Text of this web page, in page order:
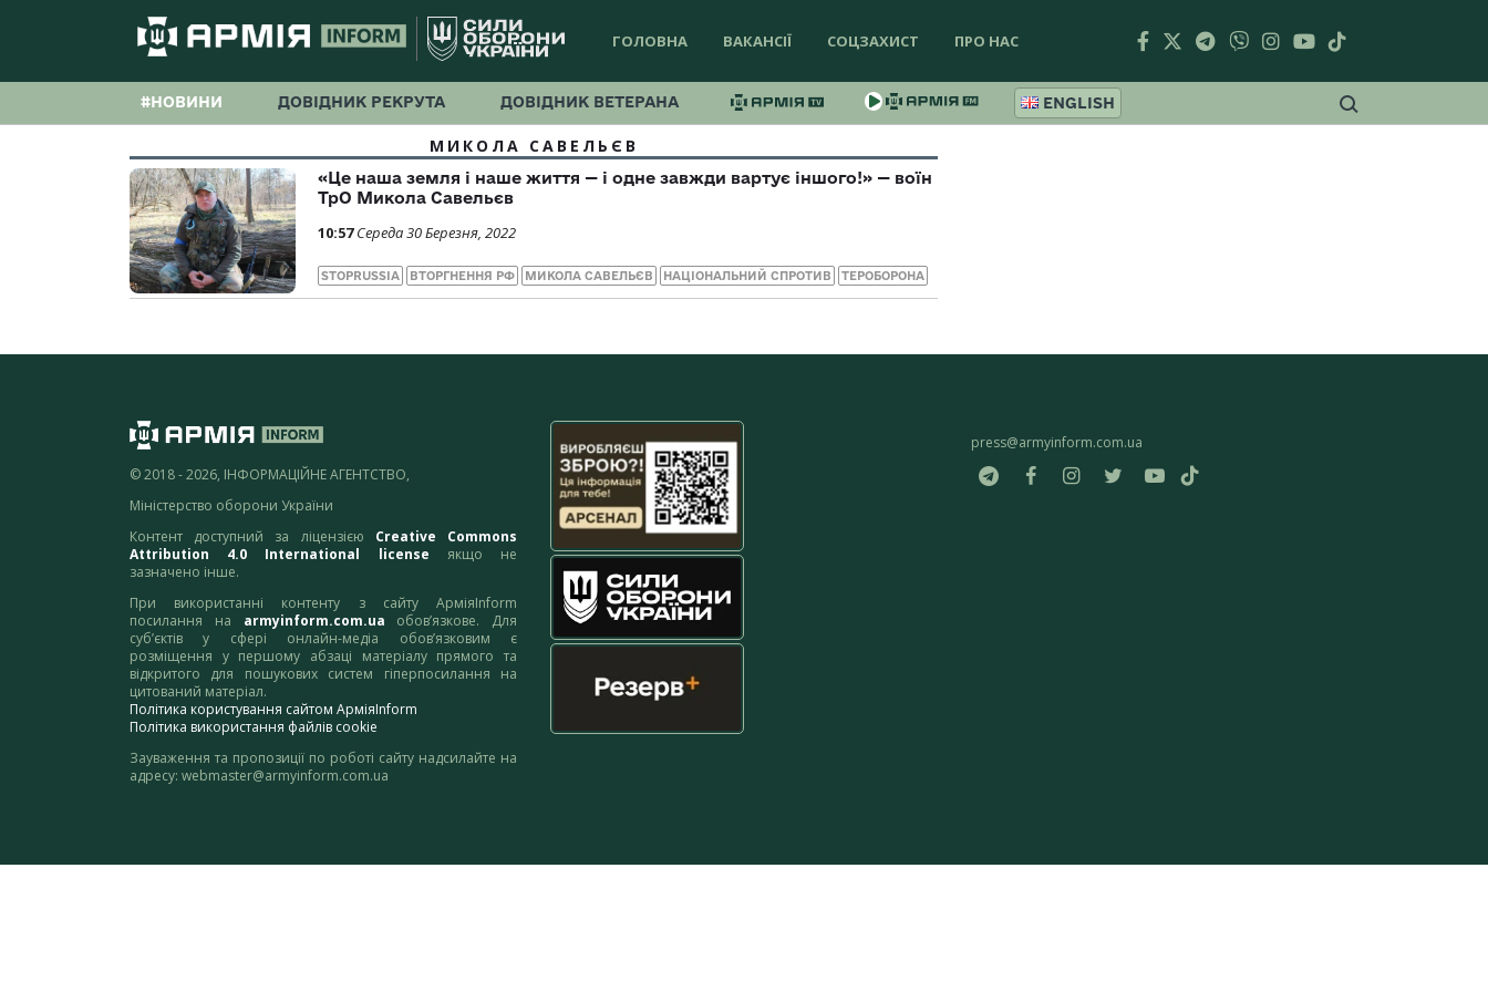
ГОЛОВНА ВАКАНСІЇ СОЦЗАХИСТ ПРО НАС
#НОВИНИ ДОВІДНИК РЕКРУТА ДОВІДНИК ВЕТЕРАНА ENGLISH
МИКОЛА САВЕЛЬЄВ
«Це наша земля і наше життя — і одне завжди вартує іншого!» — воїн
ТрО Микола Савельєв
10:57 Середа 30 Березня, 2022
STOPRUSSIA ВТОРГНЕННЯ РФ МИКОЛА САВЕЛЬЄВ НАЦІОНАЛЬНИЙ СПРОТИВ ТЕРОБОРОНА
© 2018 - 2026, ІНФОРМАЦІЙНЕ АГЕНТСТВО,
Міністерство оборони України
Контент доступний за ліцензією Creative Commons
Attribution 4.0 International license якщо не
зазначено інше.
При використанні контенту з сайту АрміяInform
посилання на armyinform.com.ua обов’язкове. Для
суб’єктів у сфері онлайн-медіа обов’язковим є
розміщення у першому абзаці матеріалу прямого та
відкритого для пошукових систем гіперпосилання на
цитований матеріал.
Політика користування сайтом АрміяInform
Політика використання файлів cookie
Зауваження та пропозиції по роботі сайту надсилайте на
адресу: webmaster@armyinform.com.ua
press@armyinform.com.ua